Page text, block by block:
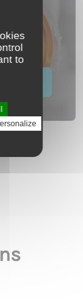
sont pas
dans de
to